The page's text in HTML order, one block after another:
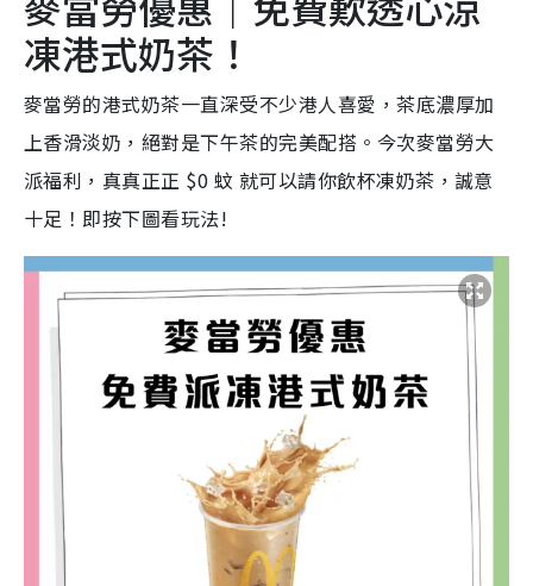
凍港式奶茶！
麥當勞的港式奶茶一直深受不少港人喜愛，茶底濃厚加
上香滑淡奶，絕對是下午茶的完美配搭。今次麥當勞大
派福利，真真正正 $0 蚊 就可以請你飲杯凍奶茶，誠意
十足！即按下圖看玩法!